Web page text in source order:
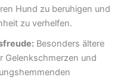
Hund zu beruhigen und
zu verhelfen.
Besonders ältere
Gelenkschmerzen und